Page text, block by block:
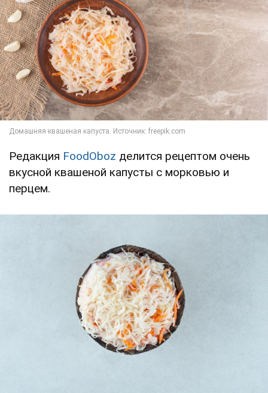
Редакция FoodOboz делится рецептом очень
вкусной квашеной капусты с морковью и
перцем.